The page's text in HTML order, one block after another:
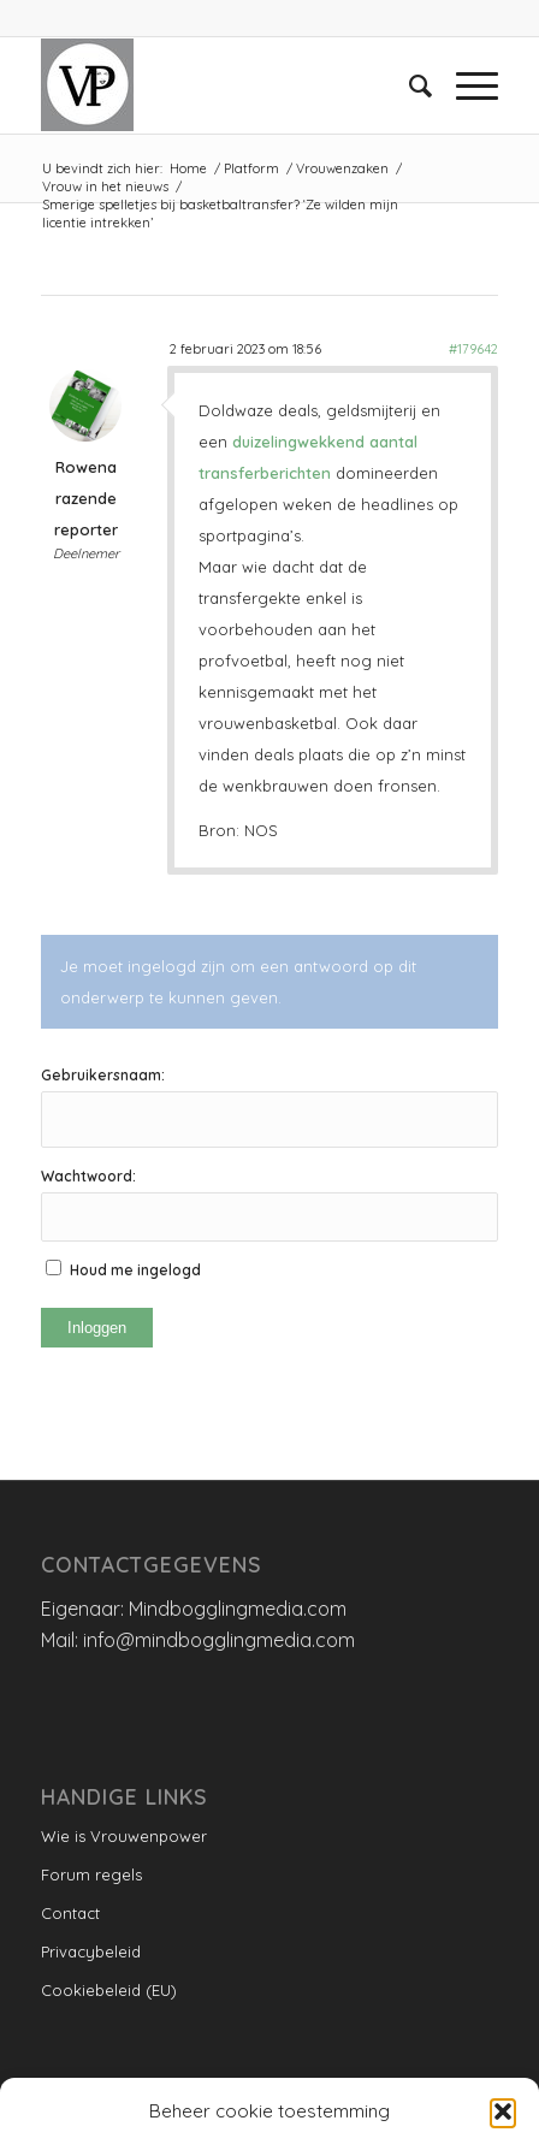
Beheer cookie toestemming
U bevindt zich hier: Home / Platform / Vrouwenzaken /
Vrouw in het nieuws /
Smerige spelletjes bij basketbaltransfer? ‘Ze wilden mijn
licentie intrekken’
2 februari 2023 om 18:56 #179642
Rowena
razende
reporter
Deelnemer
Doldwaze deals, geldsmijterij en
een duizelingwekkend aantal
transferberichten domineerden
afgelopen weken de headlines op
sportpagina’s.
Maar wie dacht dat de
transfergekte enkel is
voorbehouden aan het
profvoetbal, heeft nog niet
kennisgemaakt met het
vrouwenbasketbal. Ook daar
vinden deals plaats die op z’n minst
de wenkbrauwen doen fronsen.
Bron: NOS
Je moet ingelogd zijn om een antwoord op dit
onderwerp te kunnen geven.
Gebruikersnaam:
Wachtwoord:
Houd me ingelogd
Inloggen
CONTACTGEGEVENS
Eigenaar: Mindbogglingmedia.com
Mail: info@mindbogglingmedia.com
HANDIGE LINKS
Wie is Vrouwenpower
Forum regels
Contact
Privacybeleid
Cookiebeleid (EU)